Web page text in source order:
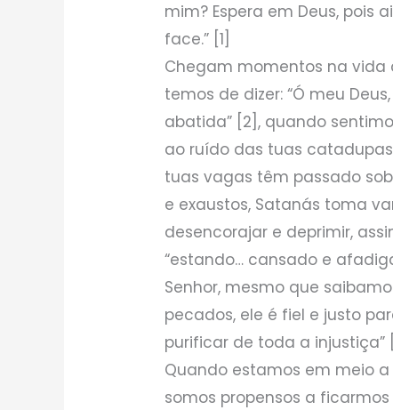
mim? Espera em Deus, pois
face.” [1]
Chegam momentos na vida
temos de dizer: “Ó meu
abatida” [2], quando
ao ruído das tuas
tuas vagas têm passado
e exaustos, Satanás toma
desencorajar e deprimir,
“estando… cansado e
Senhor, mesmo que
pecados, ele é fiel e justo
purificar de toda a injustiça”
Quando estamos em meio
somos propensos a ficarmos